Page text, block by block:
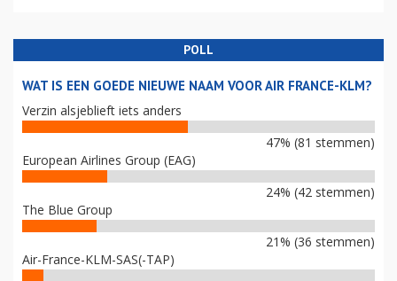
POLL
WAT IS EEN GOEDE NIEUWE NAAM VOOR AIR FRANCE-KLM?
Verzin alsjeblieft iets anders
47% (81 stemmen)
European Airlines Group (EAG)
24% (42 stemmen)
The Blue Group
21% (36 stemmen)
Air-France-KLM-SAS(-TAP)